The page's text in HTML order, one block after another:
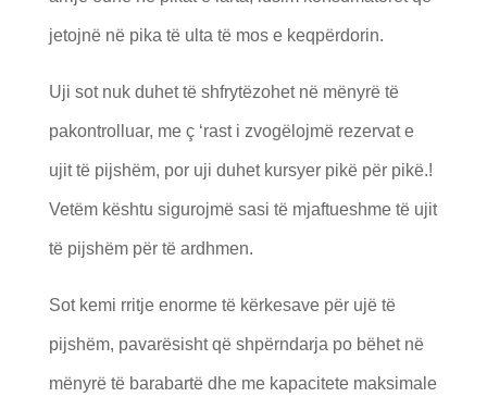
jetojnë në pika të ulta të mos e keqpërdorin.
Uji sot nuk duhet të shfrytëzohet në mënyrë të
pakontrolluar, me ç ‘rast i zvogëlojmë rezervat e
ujit të pijshëm, por uji duhet kursyer pikë për pikë.!
Vetëm kështu sigurojmë sasi të mjaftueshme të ujit
të pijshëm për të ardhmen.
Sot kemi rritje enorme të kërkesave për ujë të
pijshëm, pavarësisht që shpërndarja po bëhet në
mënyrë të barabartë dhe me kapacitete maksimale